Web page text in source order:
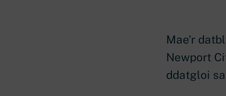
Mae’r
Newport
ddatgloi